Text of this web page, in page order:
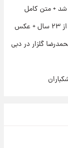
+ متن کامل